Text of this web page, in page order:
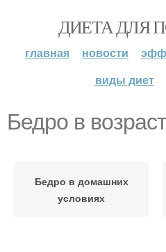
ДИЕТА ДЛЯ
главная новости
виды диет
Бедро в
Бедро в домашних
условиях